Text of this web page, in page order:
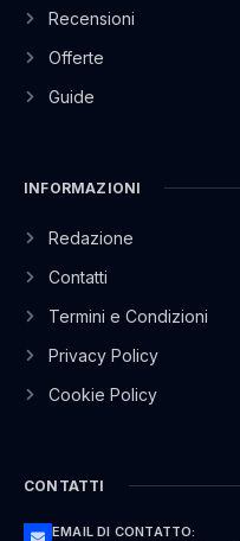
Recensioni
Offerte
Guide
INFORMAZIONI
Redazione
Contatti
Termini e Condizioni
Privacy Policy
Cookie Policy
CONTATTI
EMAIL DI CONTATTO: